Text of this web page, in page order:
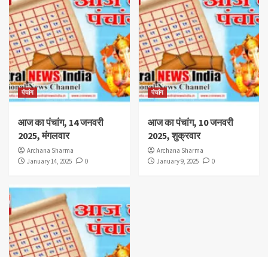
पंचांग
आज का पंचांग, 14 जनवरी
2025, मंगलवार
Archana Sharma
January 14, 2025
0
पंचांग
आज का पंचांग, 10 जनवरी
2025, शुक्रवार
Archana Sharma
January 9, 2025
0